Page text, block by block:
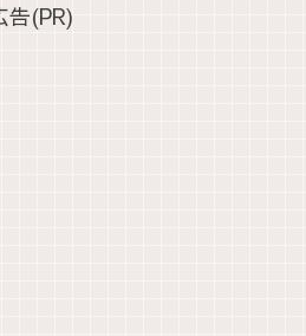
告(PR)